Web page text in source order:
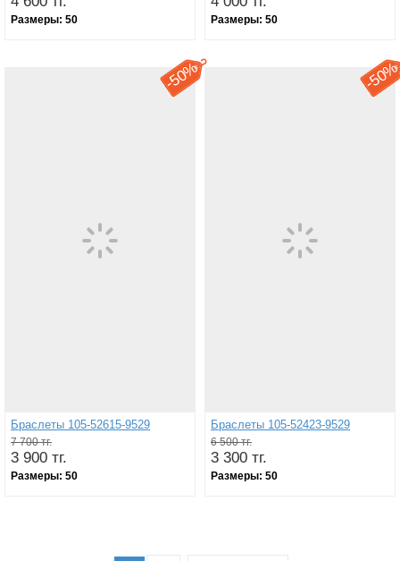
Размеры: 50 Размеры: 50
-
50%
Браслеты 105-52615-9529
7 700 тг.
3 900 тг.
Размеры: 50
-
50%
Браслеты 105-52423-9529
6 500 тг.
3 300 тг.
Размеры: 50